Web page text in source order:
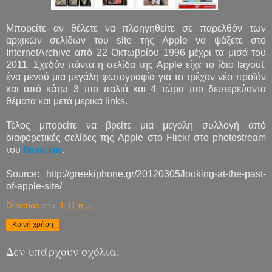
Μπορείτε αν θέλετε να πλοηγηθείτε σε παρελθόν των
αρχικών σελίδων του site της Apple να ψάξετε στο
InternetArchive από 22 Οκτωβρίου 1996 μέχρι τα μισά του
2011. Σχεδόν πάντα η σελίδα της Apple είχε το ίδιο layout,
ένα μενού μια μεγάλη φωτογραφία για το τρέχον νέο προϊόν
και από κάτω 3 πιο παλιά και 4 τώρα πιο δευτερεύοντα
θέματα και μετά μερικά links.
Τέλος μπορείτε να βρείτε μια μεγάλη συλλογή από
διαφορετικές σελίδες της Apple στο Flickr στο photostream
του flestclan.
Source: http://greekiphone.gr/20120305/looking-at-the-past-
of-apple-site/
Dimitrios στις 1:11 π.μ.
Κοινή χρήση
Δεν υπάρχουν σχόλια: